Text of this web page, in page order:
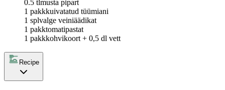
0.5 tlmusta pipart
1 pakkkuivatatud tüümiani
1 splvalge veiniäädikat
1 pakktomatipastat
1 pakkkohvikoort + 0,5 dl vett
Recipe